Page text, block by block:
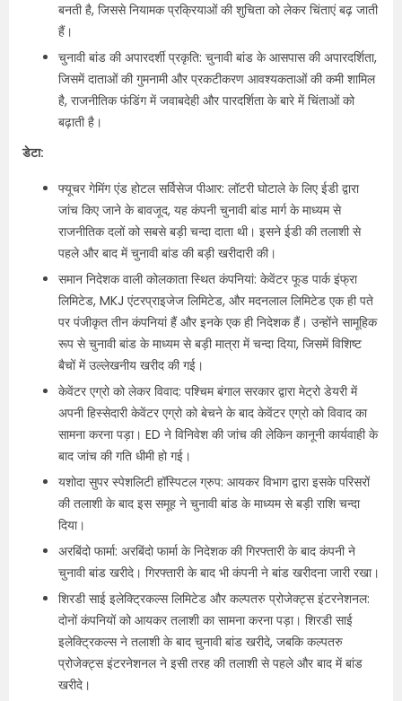
बनती है, जिससे नियामक प्रक्रियाओं की शुचिता को लेकर चिंताएं बढ़ जाती
हैं।
चुनावी बांड की अपारदर्शी प्रकृति: चुनावी बांड के आसपास की अपारदर्शिता,
जिसमें दाताओं की गुमनामी और प्रकटीकरण आवश्यकताओं की कमी शामिल
है, राजनीतिक फंडिंग में जवाबदेही और पारदर्शिता के बारे में चिंताओं को
बढ़ाती है।
डेटा:
फ्यूचर गेमिंग एंड होटल सर्विसेज पीआर: लॉटरी घोटाले के लिए ईडी द्वारा
जांच किए जाने के बावजूद, यह कंपनी चुनावी बांड मार्ग के माध्यम से
राजनीतिक दलों को सबसे बड़ी चन्दा दाता थी। इसने ईडी की तलाशी से
पहले और बाद में चुनावी बांड की बड़ी खरीदारी की।
समान निदेशक वाली कोलकाता स्थित कंपनियां: केवेंटर फूड पार्क इंफ्रा
लिमिटेड, MKJ एंटरप्राइजेज लिमिटेड, और मदनलाल लिमिटेड एक ही पते
पर पंजीकृत तीन कंपनियां हैं और इनके एक ही निदेशक हैं। उन्होंने सामूहिक
रूप से चुनावी बांड के माध्यम से बड़ी मात्रा में चन्दा दिया, जिसमें विशिष्ट
बैचों में उल्लेखनीय खरीद की गई।
केवेंटर एग्रो को लेकर विवाद: पश्चिम बंगाल सरकार द्वारा मेट्रो डेयरी में
अपनी हिस्सेदारी केवेंटर एग्रो को बेचने के बाद केवेंटर एग्रो को विवाद का
सामना करना पड़ा। ED ने विनिवेश की जांच की लेकिन कानूनी कार्यवाही के
बाद जांच की गति धीमी हो गई।
यशोदा सुपर स्पेशलिटी हॉस्पिटल ग्रुप: आयकर विभाग द्वारा इसके परिसरों
की तलाशी के बाद इस समूह ने चुनावी बांड के माध्यम से बड़ी राशि चन्दा
दिया।
अरबिंदो फार्मा: अरबिंदो फार्मा के निदेशक की गिरफ्तारी के बाद कंपनी ने
चुनावी बांड खरीदे। गिरफ्तारी के बाद भी कंपनी ने बांड खरीदना जारी रखा।
शिरडी साई इलेक्ट्रिकल्स लिमिटेड और कल्पतरु प्रोजेक्ट्स इंटरनेशनल:
दोनों कंपनियों को आयकर तलाशी का सामना करना पड़ा। शिरडी साई
इलेक्ट्रिकल्स ने तलाशी के बाद चुनावी बांड खरीदे, जबकि कल्पतरु
प्रोजेक्ट्स इंटरनेशनल ने इसी तरह की तलाशी से पहले और बाद में बांड
खरीदे।